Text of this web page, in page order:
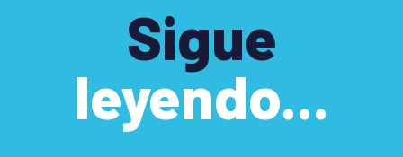
Sigue
leyendo...